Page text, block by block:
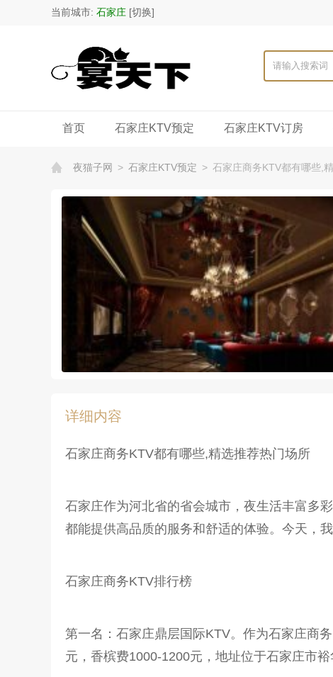
当前城市: 石家庄 [切换]
首页 石家庄KTV预定 石家庄KTV订房
夜猫子网 > 石家庄KTV预定 > 石家庄商务KTV都有哪些,
详细内容
石家庄商务KTV都有哪些,精选推荐热门场所
石家庄作为河北省的省会城市，夜生活丰富多
都能提供高品质的服务和舒适的体验。今天，
石家庄商务KTV排行榜
第一名：石家庄鼎层国际KTV。作为石家庄商
元，香槟费1000-1200元，地址位于石家庄市